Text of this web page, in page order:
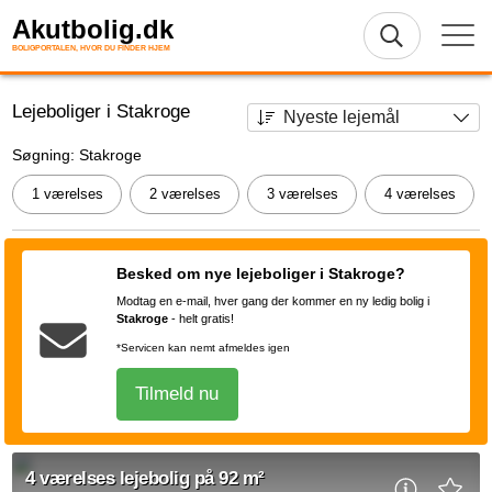
Akutbolig.dk
BOLIGPORTALEN, HVOR DU FINDER HJEM
Lejeboliger i Stakroge
Søgning: Stakroge
1 værelses 2 værelses 3 værelses 4 værelses
Besked om nye lejeboliger i Stakroge?
Modtag en e-mail, hver gang der kommer en ny ledig bolig i
Stakroge - helt gratis!
*Servicen kan nemt afmeldes igen
Tilmeld nu
4 værelses lejebolig på 92 m²